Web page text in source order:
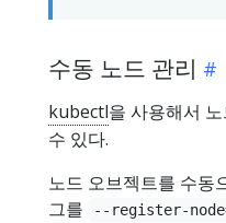
수동 노드 관리
kubectl을 사용해서
수 있다.
노드 오브젝트를 수동
그를
--register-